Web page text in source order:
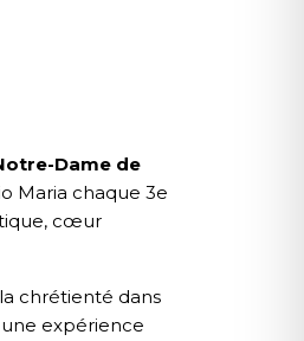
Dame de
Maria chaque 3e
cœur
chrétienté dans
expérience